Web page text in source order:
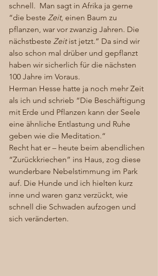
schnell. Man sagt in Afrika ja gerne
“die beste Zeit, einen Baum zu
pflanzen, war vor zwanzig Jahren. Die
nächstbeste Zeit ist jetzt.” Da sind wir
also schon mal drüber und gepflanzt
haben wir sicherlich für die nächsten
100 Jahre im Voraus.
Herman Hesse hatte ja noch mehr Zeit
als ich und schrieb “Die Beschäftigung
mit Erde und Pflanzen kann der Seele
eine ähnliche Entlastung und Ruhe
geben wie die Meditation.“
Recht hat er – heute beim abendlichen
“Zurückkriechen” ins Haus, zog diese
wunderbare Nebelstimmung im Park
auf. Die Hunde und ich hielten kurz
inne und waren ganz verzückt, wie
schnell die Schwaden aufzogen und
sich veränderten.